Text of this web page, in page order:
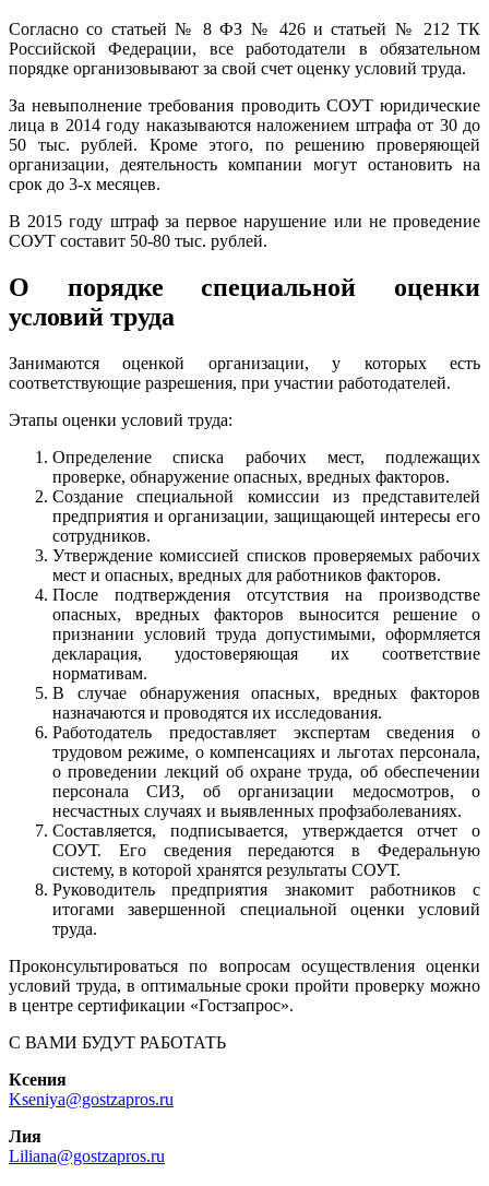
Согласно со статьей № 8 ФЗ № 426 и статьей № 212 ТК
Российской Федерации, все работодатели в обязательном
порядке организовывают за свой счет оценку условий труда.
За невыполнение требования проводить СОУТ юридические
лица в 2014 году наказываются наложением штрафа от 30 до
50 тыс. рублей. Кроме этого, по решению проверяющей
организации, деятельность компании могут остановить на
срок до 3-х месяцев.
В 2015 году штраф за первое нарушение или не проведение
СОУТ составит 50-80 тыс. рублей.
О порядке специальной оценки
условий труда
Занимаются оценкой организации, у которых есть
соответствующие разрешения, при участии работодателей.
Этапы оценки условий труда:
Определение списка рабочих мест, подлежащих
проверке, обнаружение опасных, вредных факторов.
Создание специальной комиссии из представителей
предприятия и организации, защищающей интересы его
сотрудников.
Утверждение комиссией списков проверяемых рабочих
мест и опасных, вредных для работников факторов.
После подтверждения отсутствия на производстве
опасных, вредных факторов выносится решение о
признании условий труда допустимыми, оформляется
декларация, удостоверяющая их соответствие
нормативам.
В случае обнаружения опасных, вредных факторов
назначаются и проводятся их исследования.
Работодатель предоставляет экспертам сведения о
трудовом режиме, о компенсациях и льготах персонала,
о проведении лекций об охране труда, об обеспечении
персонала СИЗ, об организации медосмотров, о
несчастных случаях и выявленных профзаболеваниях.
Составляется, подписывается, утверждается отчет о
СОУТ. Его сведения передаются в Федеральную
систему, в которой хранятся результаты СОУТ.
Руководитель предприятия знакомит работников с
итогами завершенной специальной оценки условий
труда.
Проконсультироваться по вопросам осуществления оценки
условий труда, в оптимальные сроки пройти проверку можно
в центре сертификации «Гостзапрос».
С ВАМИ БУДУТ РАБОТАТЬ
Ксения
Kseniya@gostzapros.ru
Лия
Liliana@gostzapros.ru